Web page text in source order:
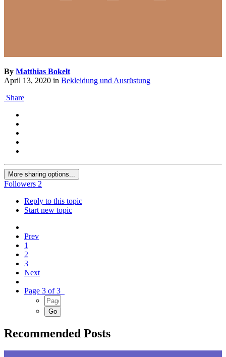
By Matthias Bokelt
April 13, 2020 in Bekleidung und Ausrüstung
Share
More sharing options...
Followers 2
Reply to this topic
Start new topic
Prev
1
2
3
Next
Page 3 of 3
Recommended Posts